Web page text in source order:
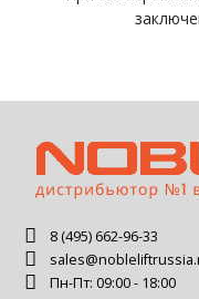
8 (495) 662-96-33
Пн-Пт: 09:00 - 18:00